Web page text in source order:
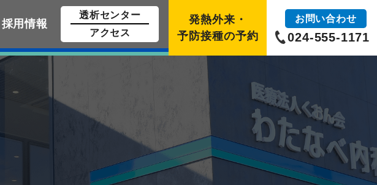
採用情報
透析センター
アクセス
発熱外来・
予防接種の予約
お問い合わせ
024-555-1171